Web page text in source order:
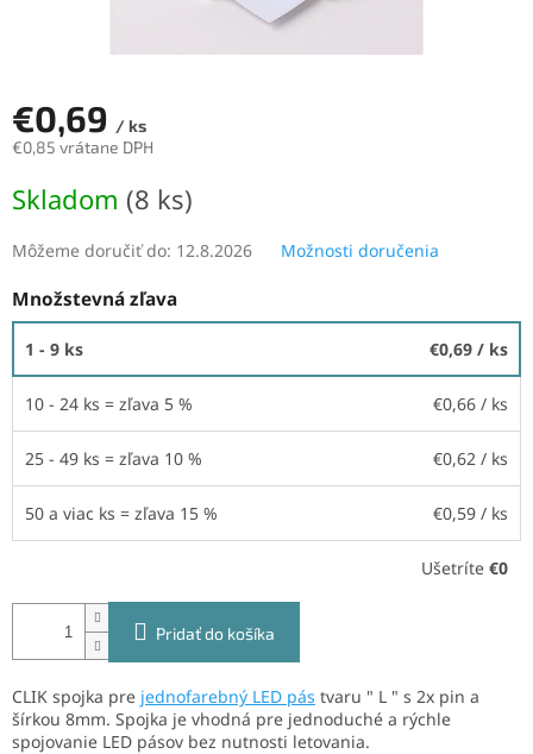
€0,69 / ks
€0,85 vrátane DPH
cena:
Skladom (8 ks)
Môžeme doručiť do: 12.8.2026 Možnosti doručenia
Množstevná zľava
1 - 9 ks €0,69 / ks
10 - 24 ks = zľava 5 % €0,66 / ks
25 - 49 ks = zľava 10 % €0,62 / ks
50 a viac ks = zľava 15 % €0,59 / ks
Ušetríte €0
Pridať do košíka
CLIK spojka pre jednofarebný LED pás tvaru " L " s 2x pin a
šírkou 8mm. Spojka je vhodná pre jednoduché a rýchle
spojovanie LED pásov bez nutnosti letovania.